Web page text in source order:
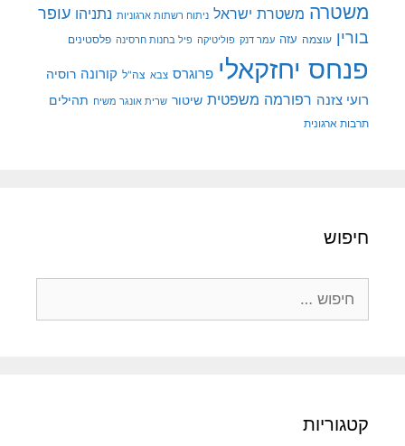
משטרה משטרת ישראל ניתוח רשתות ארגוניות נתניהו עופר
בורין עוצמה עזה עמר דנק פוליטיקה פיל בחנות חרסינה פלסטינים
פנחס יחזקאלי פרוגרס צבא צה"ל קורונה רוסיה
רועי צזנה רפורמה משפטית שיטור שרית אונגר משיח תהילים
תרבות ארגונית
חיפוש
קטגוריות